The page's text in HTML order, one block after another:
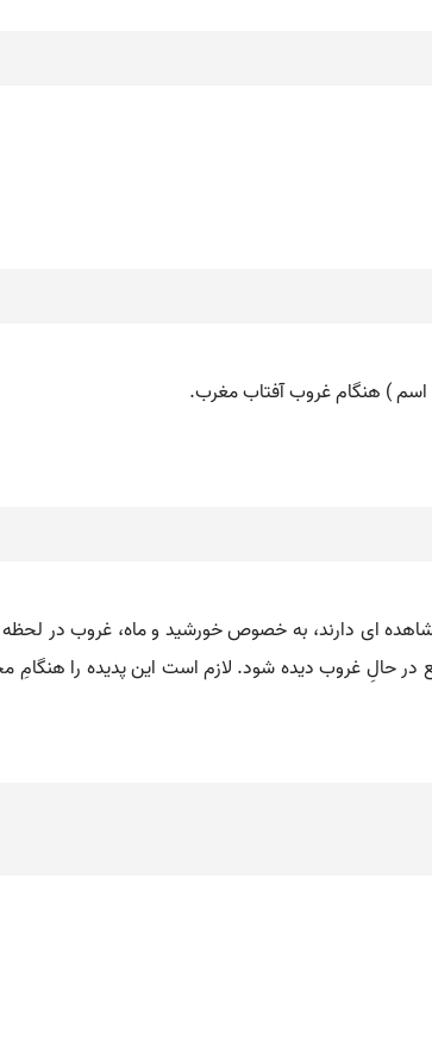
ای دارند، به خصوص خورشید و ماه، غروب در لحظه
حالِ غروب دیده شود. لازم است این پدیده را هنگامِ